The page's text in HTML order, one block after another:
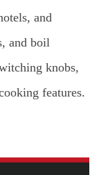
and
and boil
knobs,
features.